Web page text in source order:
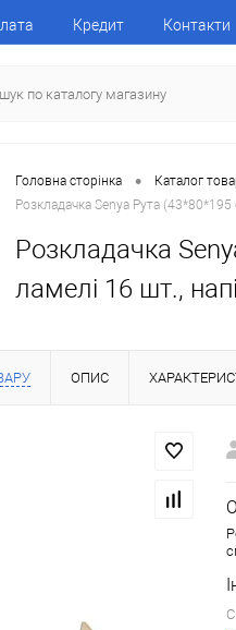
Кредит Контакти
Головна сторінка • Каталог
Розкладачка Senya Рута
Розкладачка
ламелі 16 шт.,
ОПИС